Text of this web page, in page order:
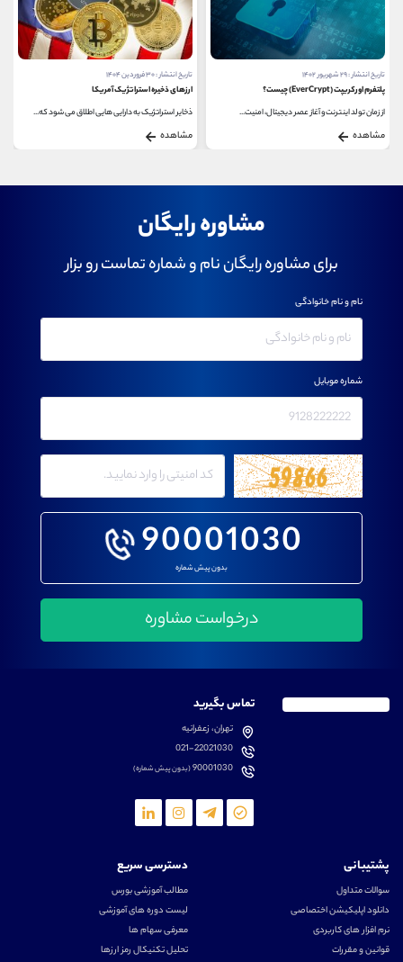
تاریخ انتشار : ۲۹ شهریور ۱۴۰۲
پلتفرم اورکریپت (EverCrypt) چیست؟
از زمان تولد اینترنت و آغاز عصر دیجیتال، امنیت...
مشاهده
تاریخ انتشار : ۳۰ فروردین ۱۴۰۴
ارزهای ذخیره استراتژیک آمریکا
ذخایر استراتژیک به دارایی هایی اطلاق می شود که...
مشاهده
مشاوره رایگان
برای مشاوره رایگان نام و شماره تماست رو بزار
90001030
بدون پیش شماره
نام و نام خانوادگی
شماره موبایل
تماس بگیرید
تهران، زعفرانیه
021-22021030
90001030(بدون پیش شماره)
پشتیبانی
سوالات متداول
دانلود اپلیکیشن اختصاصی
نرم افزار های کاربردی
قوانین و مقررات
دسترسی سریع
مطالب آموزشی بورس
لیست دوره های آموزشی
معرفی سهام ها
تحلیل تکنیکال رمز ارزها